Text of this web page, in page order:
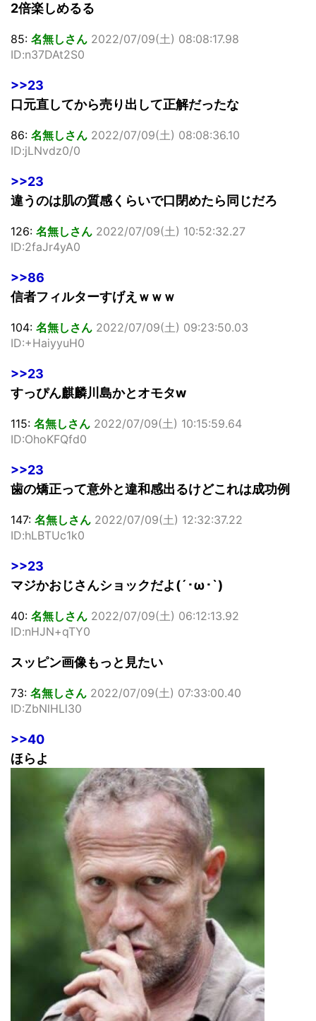
2倍楽しめるる
85: 名無しさん 2022/07/09(土) 08:08:17.98
ID:n37DAt2S0
>>23
口元直してから売り出して正解だったな
86: 名無しさん 2022/07/09(土) 08:08:36.10
ID:jLNvdz0/0
>>23
違うのは肌の質感くらいで口閉めたら同じだろ
126: 名無しさん 2022/07/09(土) 10:52:32.27
ID:2faJr4yA0
>>86
信者フィルターすげえｗｗｗ
104: 名無しさん 2022/07/09(土) 09:23:50.03
ID:+HaiyyuH0
>>23
すっぴん麒麟川島かとオモタw
115: 名無しさん 2022/07/09(土) 10:15:59.64
ID:OhoKFQfd0
>>23
歯の矯正って意外と違和感出るけどこれは成功例
147: 名無しさん 2022/07/09(土) 12:32:37.22
ID:hLBTUc1k0
>>23
マジかおじさんショックだよ(´･ω･`)
40: 名無しさん 2022/07/09(土) 06:12:13.92
ID:nHJN+qTY0
スッピン画像もっと見たい
73: 名無しさん 2022/07/09(土) 07:33:00.40
ID:ZbNlHLl30
>>40
ほらよ